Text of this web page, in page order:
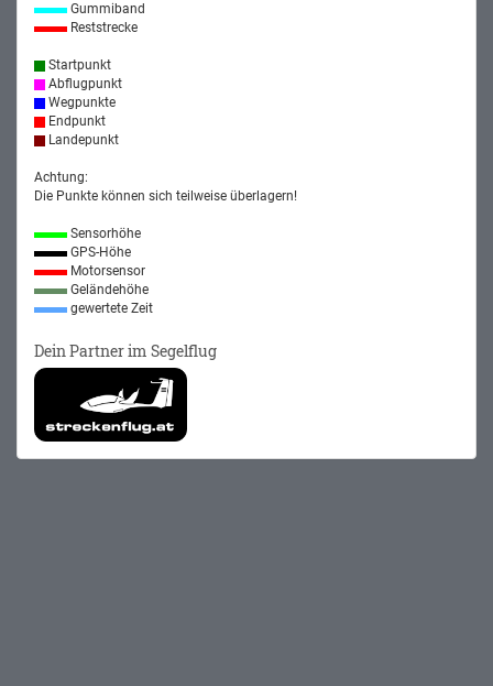
Gummiband
Reststrecke
Startpunkt
Abflugpunkt
Wegpunkte
Endpunkt
Landepunkt
Achtung:
Die Punkte können sich teilweise überlagern!
Sensorhöhe
GPS-Höhe
Motorsensor
Geländehöhe
gewertete Zeit
Dein Partner im Segelflug